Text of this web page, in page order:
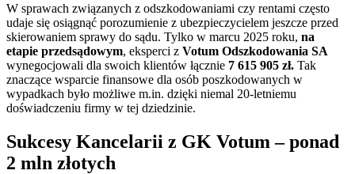
W sprawach związanych z odszkodowaniami czy rentami często
udaje się osiągnąć porozumienie z ubezpieczycielem jeszcze przed
skierowaniem sprawy do sądu. Tylko w marcu 2025 roku, na
etapie przedsądowym, eksperci z Votum Odszkodowania SA
wynegocjowali dla swoich klientów łącznie 7 615 905 zł. Tak
znaczące wsparcie finansowe dla osób poszkodowanych w
wypadkach było możliwe m.in. dzięki niemal 20-letniemu
doświadczeniu firmy w tej dziedzinie.
Sukcesy Kancelarii z GK Votum – ponad
2 mln złotych